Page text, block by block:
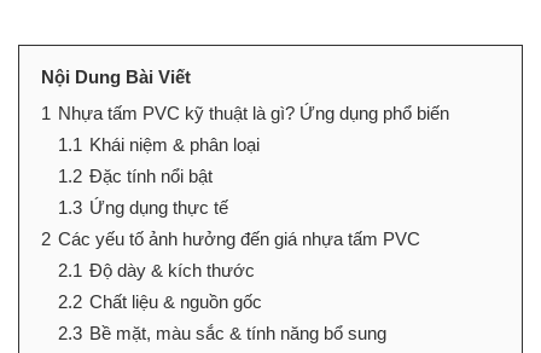
Nội Dung Bài Viết
1 Nhựa tấm PVC kỹ thuật là gì? Ứng dụng phổ biến
1.1 Khái niệm & phân loại
1.2 Đặc tính nổi bật
1.3 Ứng dụng thực tế
2 Các yếu tố ảnh hưởng đến giá nhựa tấm PVC
2.1 Độ dày & kích thước
2.2 Chất liệu & nguồn gốc
2.3 Bề mặt, màu sắc & tính năng bổ sung